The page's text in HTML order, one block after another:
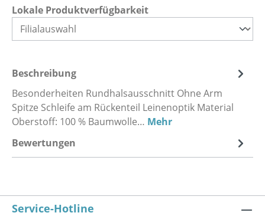
Lokale Produktverfügbarkeit
Beschreibung
Besonderheiten Rundhalsausschnitt Ohne Arm
Spitze Schleife am Rückenteil Leinenoptik Material
Oberstoff: 100 % Baumwolle… Mehr
Bewertungen
Service-Hotline